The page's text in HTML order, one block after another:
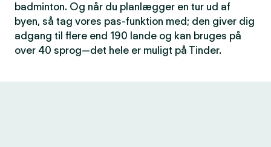
badminton. Og når du planlægger en tur ud af
byen, så tag vores pas-funktion med; den giver dig
adgang til flere end 190 lande og kan bruges på
over 40 sprog—det hele er muligt på Tinder.